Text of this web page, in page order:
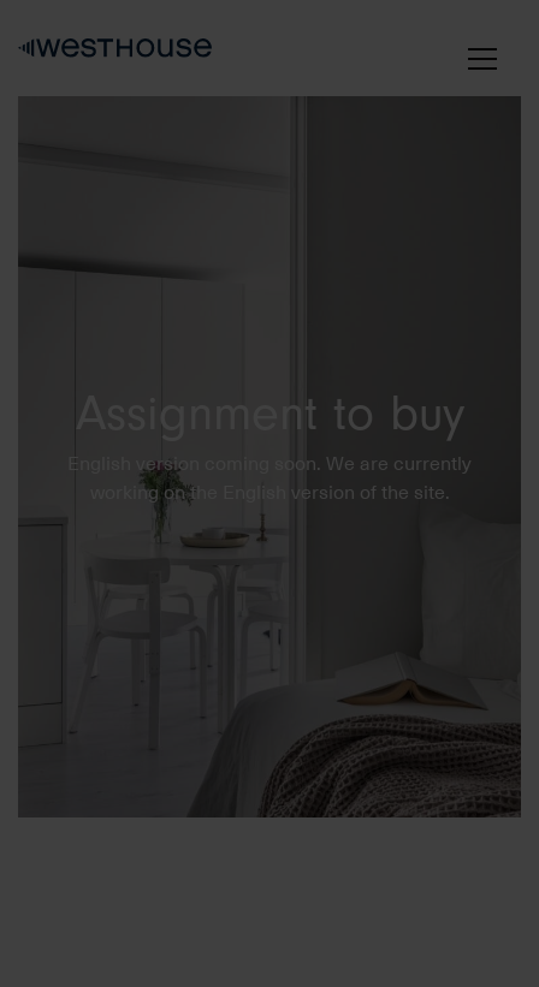
Assignment to buy
English version coming soon. We are currently
working on the English version of the site.